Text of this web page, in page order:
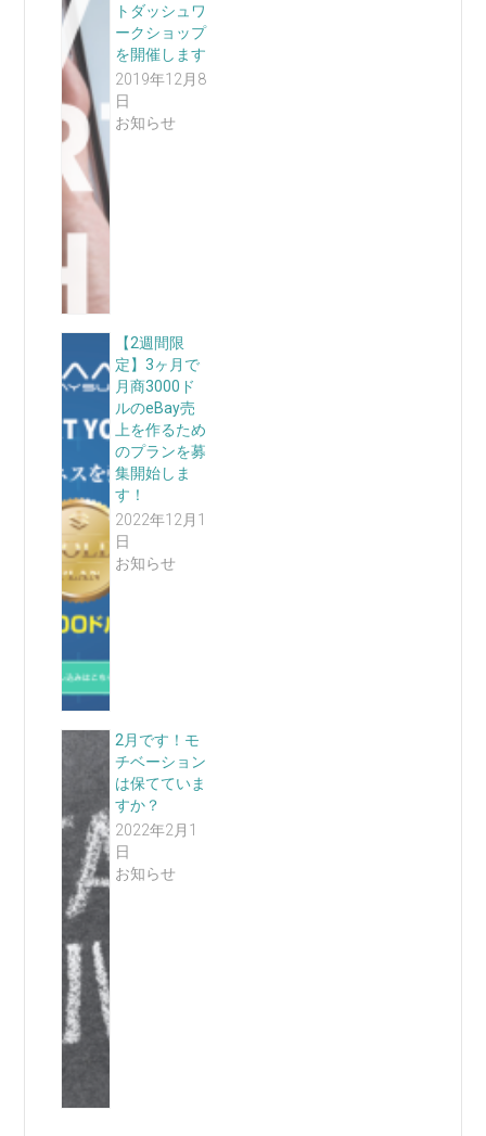
トダッシュワ
ークショップ
を開催します
2019年12月8
日
お知らせ
【2週間限
定】3ヶ月で
月商3000ド
ルのeBay売
上を作るため
のプランを募
集開始しま
す！
2022年12月1
日
お知らせ
2月です！モ
チベーション
は保てていま
すか？
2022年2月1
日
お知らせ